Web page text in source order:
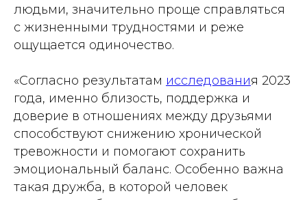
людьми, значительно проще справляться
с жизненными трудностями и реже
ощущается одиночество.
«Согласно результатам исследования 2023
года, именно близость, поддержка и
доверие в отношениях между друзьями
способствуют снижению хронической
тревожности и помогают сохранить
эмоциональный баланс. Особенно важна
такая дружба, в которой человек